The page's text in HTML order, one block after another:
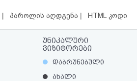
| პაროლის აღდგენა | HTML კოდი
უნიკალური
ვიზიტორები
დაბრუნებული
ახალი